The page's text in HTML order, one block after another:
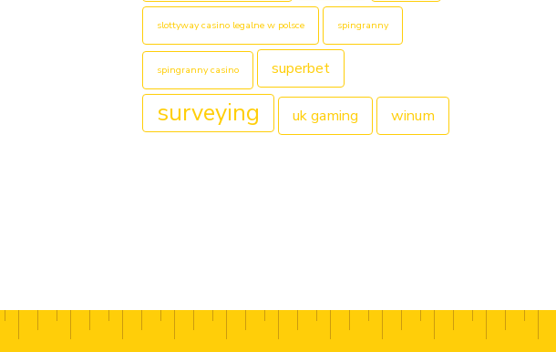
slottyway casino legalne w polsce spingranny
spingranny casino superbet
surveying uk gaming winum